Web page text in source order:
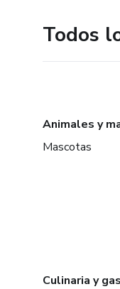
Todos
Animales y
Mascotas
Culinaria y